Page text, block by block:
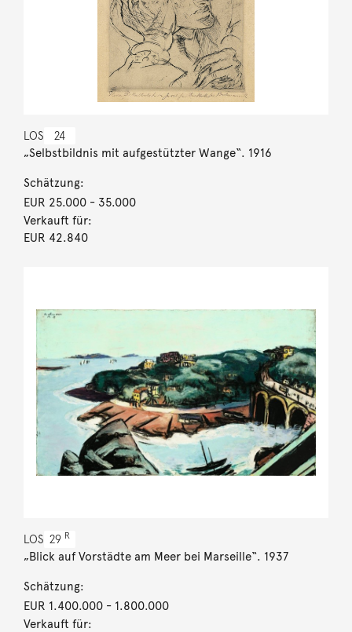
LOS 24
„Selbstbildnis mit aufgestützter Wange“. 1916
Schätzung:
EUR 25.000- 35.000
Verkauft für:
EUR 42.840
LOS 29 R
„Blick auf Vorstädte am Meer bei Marseille“. 1937
Schätzung:
EUR 1.400.000- 1.800.000
Verkauft für: